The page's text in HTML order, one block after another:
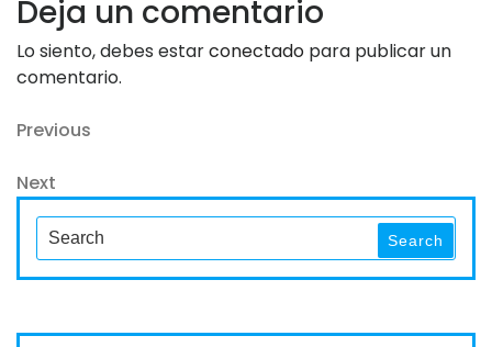
Deja un comentario
Lo siento, debes estarconectado para publicar un
comentario.
Navegación
de
entradas
Previous
Previous
Next
Post
Next
Search
for:
Search